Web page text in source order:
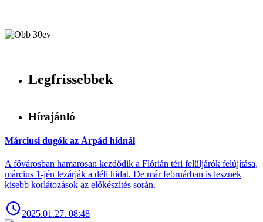
Legfrissebbek
Hírajánló
Márciusi dugók az Árpád hídnál
A fővárosban hamarosan kezdődik a Flórián téri felüljárók felújítása,
március 1-jén lezárják a déli hidat. De már februárban is lesznek
kisebb korlátozások az előkészítés során.
2025.01.27. 08:48